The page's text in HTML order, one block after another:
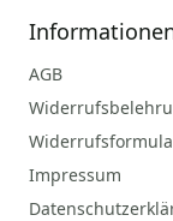
AGB
Impressum